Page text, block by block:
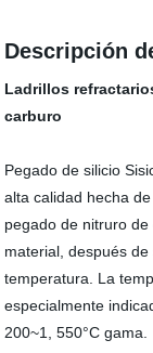
Descripción
Ladrillos
carburo
Pegado de silicio
alta calidad hecha
pegado de nitruro
material, después
temperatura. La
especialmente
200~1, 550°C gama.